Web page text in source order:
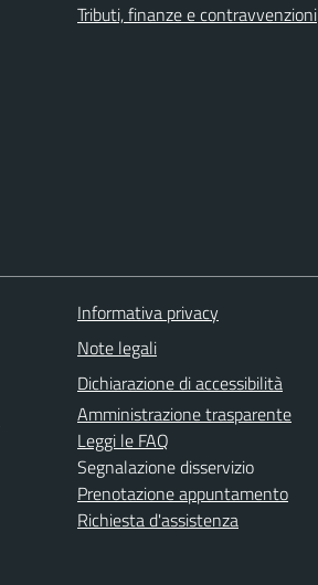
Tributi, finanze e contravvenzioni
Informativa privacy
Note legali
Dichiarazione di accessibilità
Amministrazione trasparente
Leggi le FAQ
Segnalazione disservizio
Prenotazione appuntamento
Richiesta d'assistenza